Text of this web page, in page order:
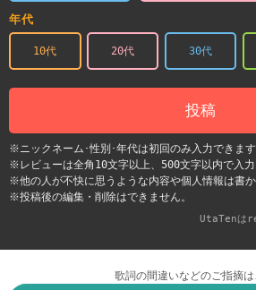
年代
10代 20代 30代
投稿
※ニックネーム･性別･年代は初回のみ入力できます
※レビューは全角10文字以上、500文字以内で入力
※他の人が不快に思うような内容や個人情報は書か
※投稿後の編集・削除はできません。
UtaTenは
歌詞の間違いなどのご指摘は